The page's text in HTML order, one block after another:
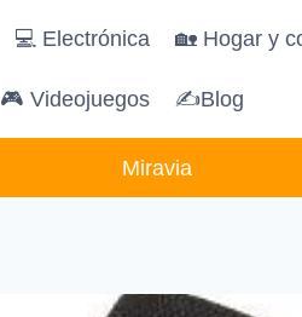
💻 Electrónica 🏡 Hogar y
🎮 Videojuegos ✍Blog
Miravia